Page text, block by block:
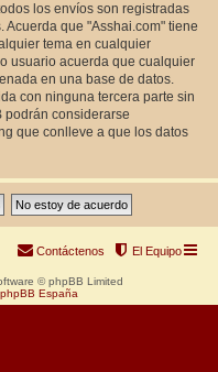
los envíos son registradas
que "Asshai.com" tiene
tema en cualquier
usuario acuerda que cualquier
en una base de datos.
con ninguna tercera parte sin
podrán considerarse
que conlleve a que los datos
El Equipo
Contáctenos
© phpBB Limited
phpBB España